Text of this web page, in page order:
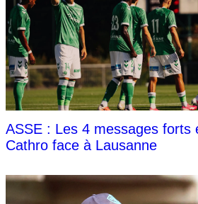
ASSE : Les 4 messages forts
Cathro face à Lausanne